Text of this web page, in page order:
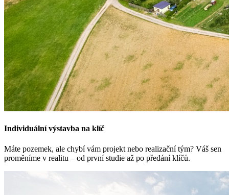
Individuální výstavba na klíč
Máte pozemek, ale chybí vám projekt nebo realizační tým? Váš sen
proměníme v realitu – od první studie až po předání klíčů.